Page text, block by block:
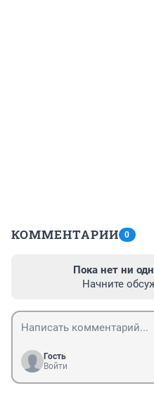
КОММЕНТАРИИ 0
Пока нет ни
Начните
Гость
Войти